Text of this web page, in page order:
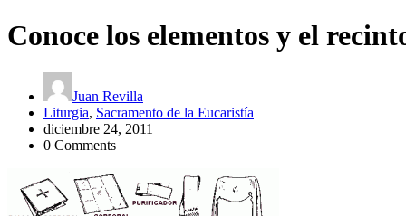
Conoce los elementos y el
Juan Revilla
Liturgia, Sacramento de la Eucaristía
diciembre 24, 2011
0 Comments